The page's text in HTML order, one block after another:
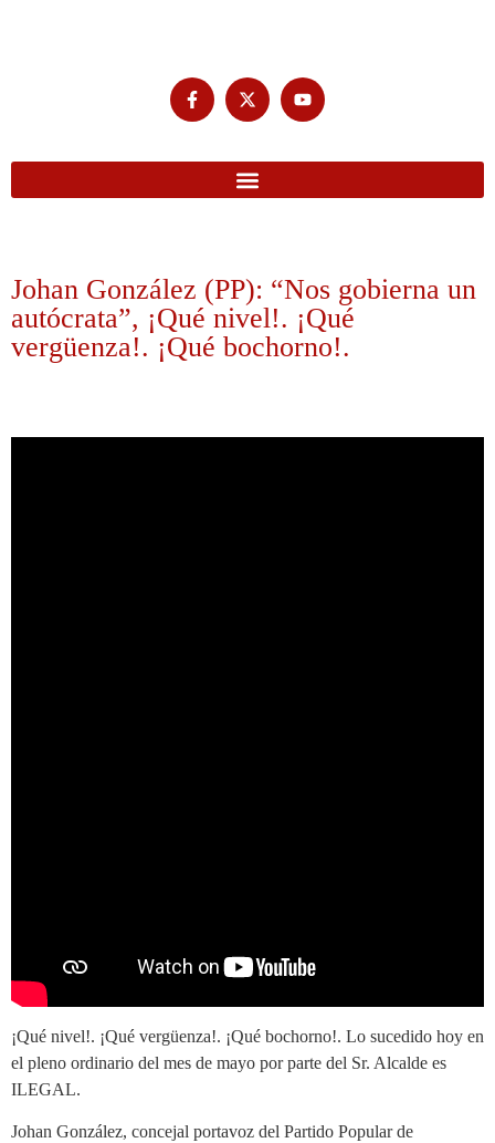
Johan González (PP): “Nos gobierna un
autócrata”, ¡Qué nivel!. ¡Qué
vergüenza!. ¡Qué bochorno!.
¡Qué nivel!. ¡Qué vergüenza!. ¡Qué bochorno!. Lo sucedido hoy en
el pleno ordinario del mes de mayo por parte del Sr. Alcalde es
ILEGAL.
Johan González, concejal portavoz del Partido Popular de